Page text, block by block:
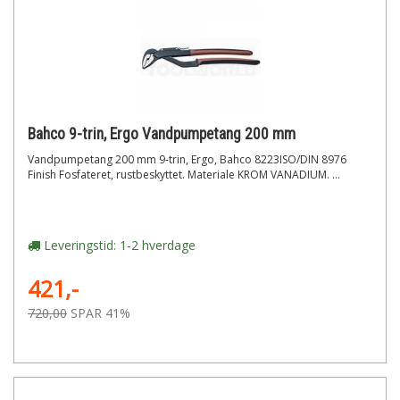
Bahco 9-trin, Ergo Vandpumpetang 200 mm
Vandpumpetang 200 mm 9-trin, Ergo, Bahco 8223ISO/DIN 8976
Finish Fosfateret, rustbeskyttet. Materiale KROM VANADIUM. ...
Leveringstid: 1-2 hverdage
421,-
720,00 SPAR 41%